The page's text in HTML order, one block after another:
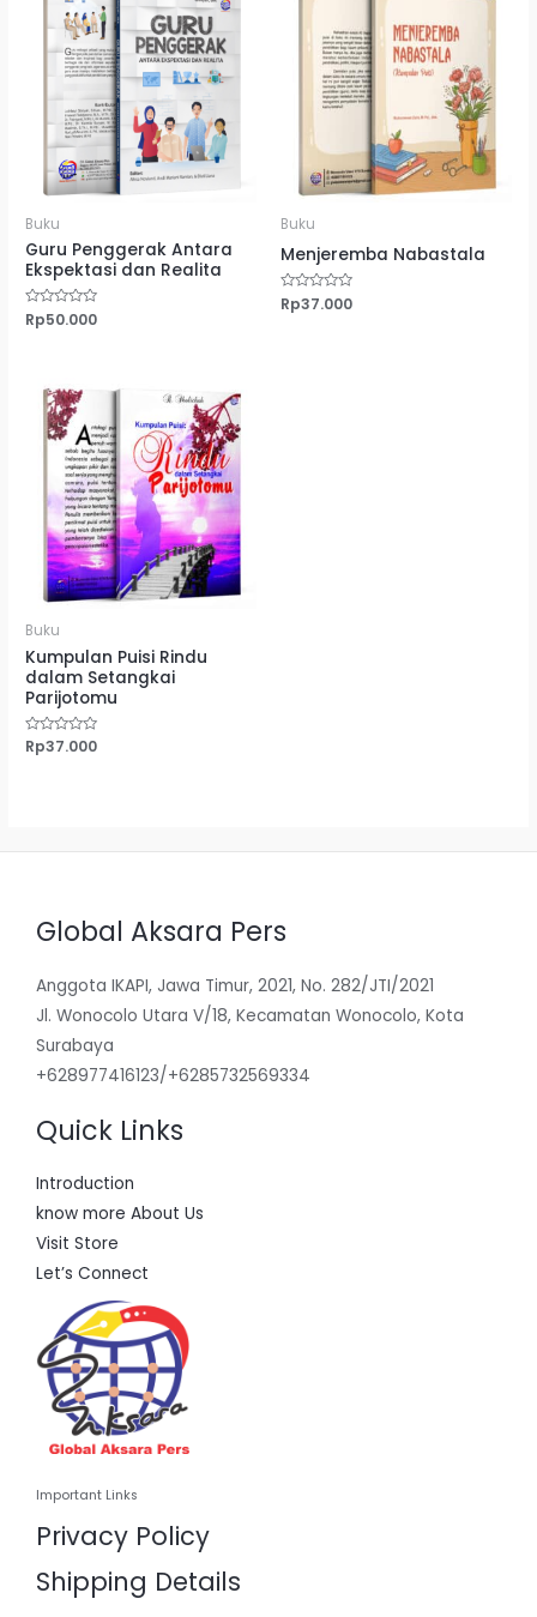
Buku
Guru Penggerak Antara
Ekspektasi dan Realita
Dinilai
0
Rp50.000
Buku
Menjeremba Nabastala
Dinilai
0
Rp37.000
Buku
Kumpulan Puisi Rindu
dalam Setangkai
Parijotomu
Dinilai
0
Rp37.000
Global Aksara Pers
Anggota IKAPI, Jawa Timur, 2021, No. 282/JTI/2021
Jl. Wonocolo Utara V/18, Kecamatan Wonocolo, Kota
Surabaya
+628977416123/+6285732569334
Quick Links
Introduction
know more About Us
Visit Store
Let’s Connect
Important Links
Privacy Policy
Shipping Details